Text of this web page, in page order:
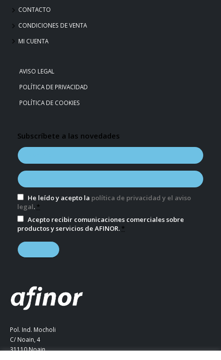
CONTACTO
CONDICIONES DE VENTA
MI CUENTA
AVISO LEGAL
POLÍTICA DE PRIVACIDAD
POLÍTICA DE COOKIES
Subscríbete a las novedades
He leído y acepto la política de privacidad y el aviso
legal. *
Acepto recibir comunicaciones comerciales sobre
productos y servicios de AFINOR. *
Pol. Ind. Mocholi
C/ Noain, 4
31110 Noain